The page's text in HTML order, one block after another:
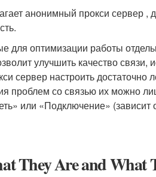
анонимный прокси сервер
для оптимизации работы
улучшить качество
сервер настроить достаточно
проблем со связью их можно
или «Подключение» (зависит
They Are and What